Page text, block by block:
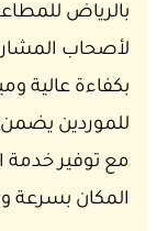
بالرياض
لأصحاب
بكفاءة عالية
للموردين
مع توفير خدمة
المكان بسرعة